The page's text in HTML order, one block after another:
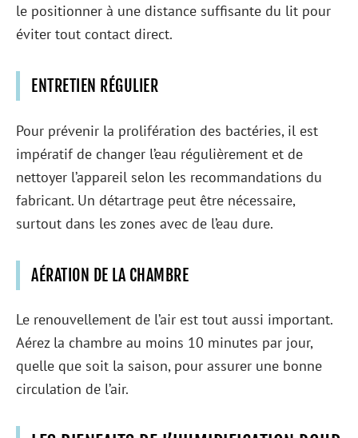
le positionner à une distance suffisante du lit pour
éviter tout contact direct.
ENTRETIEN RÉGULIER
Pour prévenir la prolifération des bactéries, il est
impératif de changer l’eau régulièrement et de
nettoyer l’appareil selon les recommandations du
fabricant. Un détartrage peut être nécessaire,
surtout dans les zones avec de l’eau dure.
AÉRATION DE LA CHAMBRE
Le renouvellement de l’air est tout aussi important.
Aérez la chambre au moins 10 minutes par jour,
quelle que soit la saison, pour assurer une bonne
circulation de l’air.